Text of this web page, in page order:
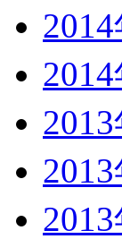
2014
2014
2013
2013
2013